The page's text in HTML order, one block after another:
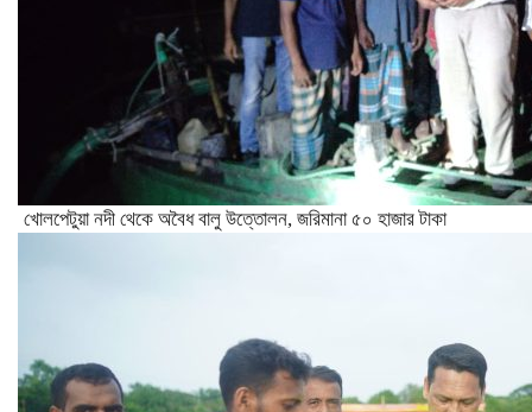
খোলপেটুয়া নদী থেকে অবৈধ বালু উত্তোলন, জরিমানা ৫০ হাজার টাকা